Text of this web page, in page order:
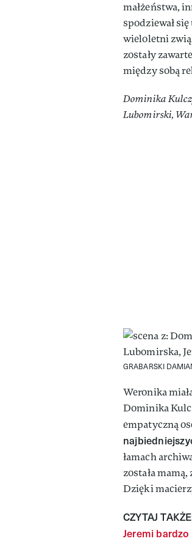
małżeństwa,
spodziewał
wieloletni
zostały
między sobą
Dominika
Lubomirski,
GRABARSKI
Weronika
Dominika
empatyczną
łamach
została
Dzięki
CZYTAJ
Jeremi